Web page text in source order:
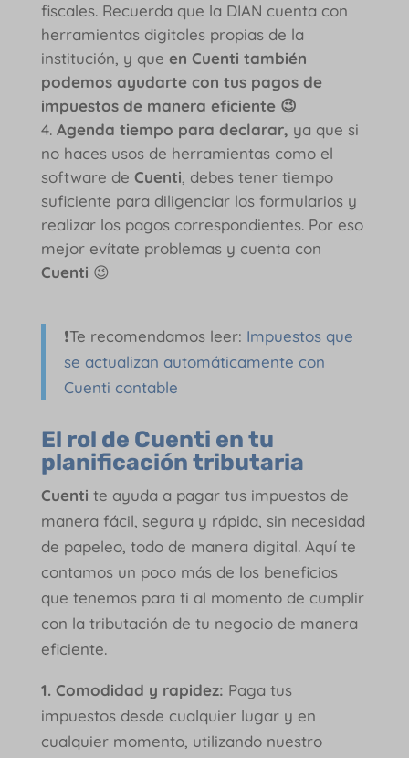
fiscales. Recuerda que la DIAN cuenta con
herramientas digitales propias de la
institución, y que en Cuenti también
podemos ayudarte con tus pagos de
impuestos de manera eficiente 😉
Agenda tiempo para declarar, ya que si
no haces usos de herramientas como el
software de Cuenti, debes tener tiempo
suficiente para diligenciar los formularios y
realizar los pagos correspondientes. Por eso
mejor evítate problemas y cuenta con
Cuenti 😉
❗Te recomendamos leer: Impuestos que
se actualizan automáticamente con
Cuenti contable
El rol de Cuenti en tu
planificación tributaria
Cuenti te ayuda a pagar tus impuestos de
manera fácil, segura y rápida, sin necesidad
de papeleo, todo de manera digital. Aquí te
contamos un poco más de los beneficios
que tenemos para ti al momento de cumplir
con la tributación de tu negocio de manera
eficiente.
1. Comodidad y rapidez: Paga tus
impuestos desde cualquier lugar y en
cualquier momento, utilizando nuestro